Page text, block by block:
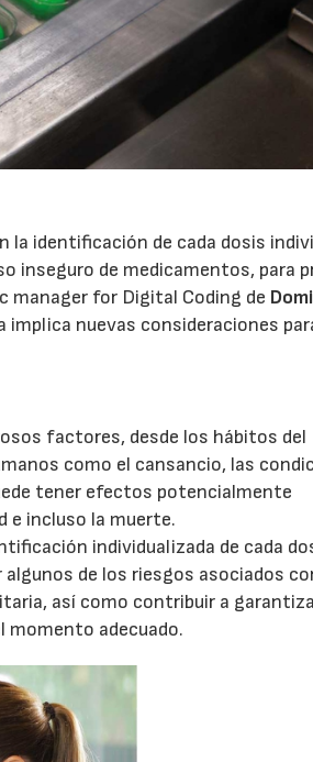
identificación de cada dosis
inseguro de medicamentos, para
manager for Digital Coding de
nuevas consideraciones
factores, desde los hábitos del
como el cansancio, las
tener efectos potencialmente
e incluso la muerte.
individualizada de cada
de los riesgos asociados
así como contribuir a
momento adecuado.
30/07/2026